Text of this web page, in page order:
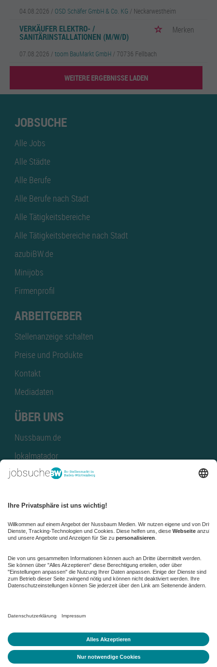
04.08.2026 / OSD Schäfer GmbH & Co. KG / Neckarwestheim
VERKÄUFER ELEKTRO- /
SANITÄRINSTALLATIONEN (M/W/D)
Merken
07.08.2026 / toom BauMarkt GmbH / 70736 Fellbach
WEITERE ERGEBNISSE LADEN
JOBSUCHE
Alle Jobs
Alle Städte
Alle Berufe
Alle Berufe nach Stadt
Alle Tätigkeitsbereiche
Alle Tätigkeitsbereiche nach Stadt
azubiBW.de
Minijobs
Firmenprofil
ARBEITGEBER
Stellenanzeige schalten
Preise und Produkte
Kontakt
Mediadaten
ÜBER UNS
Nussbaum.de
lokalmatador
kaufinBW
NussbaumID
Nussbaum Medien
de.jobble.org
Datenschutz
Datenschutz-Einstellungen ändern